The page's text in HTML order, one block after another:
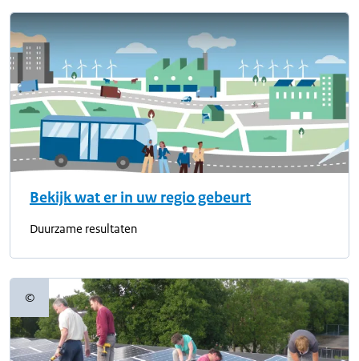
Bekijk wat er in uw regio gebeurt
Duurzame resultaten
©Copyrightinformatie